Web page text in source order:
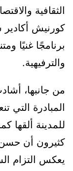
الثقافية
كورنيش أكادير
برنامجًا غنيًا
والترفيهية.
من جانبها،
المبادرة التي
للمدينة ألقها
كثيرون أن حسن
يعكس التزام